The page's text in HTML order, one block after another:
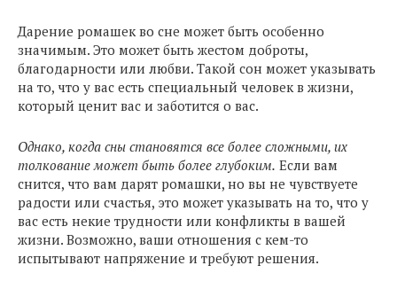
Дарение ромашек во сне может быть особенно
значимым. Это может быть жестом доброты,
благодарности или любви. Такой сон может указывать
на то, что у вас есть специальный человек в жизни,
который ценит вас и заботится о вас.
Однако, когда сны становятся все более сложными, их
толкование может быть более глубоким. Если вам
снится, что вам дарят ромашки, но вы не чувствуете
радости или счастья, это может указывать на то, что у
вас есть некие трудности или конфликты в вашей
жизни. Возможно, ваши отношения с кем-то
испытывают напряжение и требуют решения.